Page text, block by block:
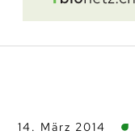
14. März 2014